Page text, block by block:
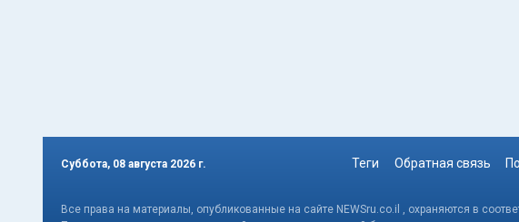
Суббота, 08 августа 2026 г. Теги Обратная связь
Все права на материалы, опубликованные на сайте NEWSru.co.il , охраняются в